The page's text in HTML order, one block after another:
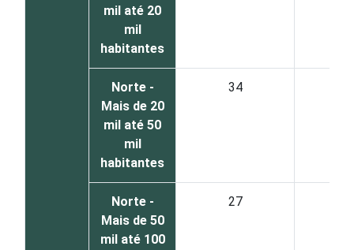
mil até 20
mil
habitantes
Norte -
Mais de 20
mil até 50
mil
habitantes
34
Norte -
Mais de 50
mil até 100
27